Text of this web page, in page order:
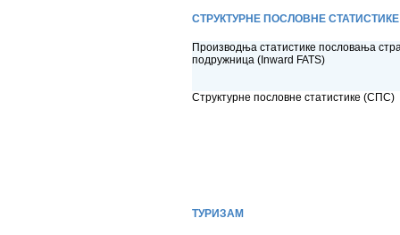
СТРУКТУРНЕ ПОСЛОВНЕ СТАТИСТИКЕ
Производња статистике пословања
подружница (Inward FATS)
Структурне пословне статистике (СПС)
ТУРИЗАМ